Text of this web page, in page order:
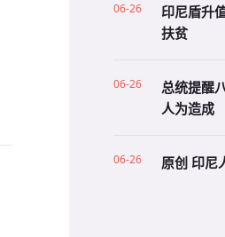
06-26
印尼盾升
扶贫
06-26
总统提醒
人为造成
06-26 原创 印尼